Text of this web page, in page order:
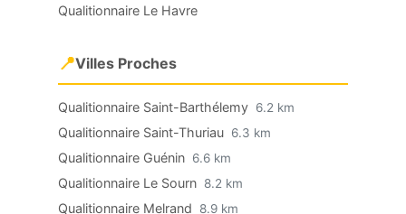
Qualitionnaire Le Havre
📍Villes Proches
Qualitionnaire Saint-Barthélemy 6.2 km
Qualitionnaire Saint-Thuriau 6.3 km
Qualitionnaire Guénin 6.6 km
Qualitionnaire Le Sourn 8.2 km
Qualitionnaire Melrand 8.9 km